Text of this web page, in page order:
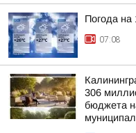
Погода на
07:08
306
бюджета